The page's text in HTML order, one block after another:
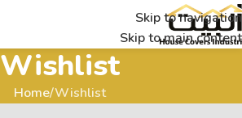
Skip to navigation
Skip to main content
Wishlist
Home Wishlist